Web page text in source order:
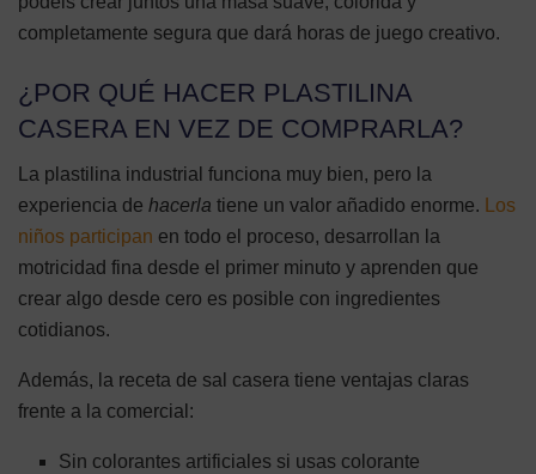
completamente segura que dará horas de juego creativo.
¿POR QUÉ HACER PLASTILINA
CASERA EN VEZ DE COMPRARLA?
La plastilina industrial funciona muy bien, pero la
experiencia de hacerla tiene un valor añadido enorme.
Los
niños participan en todo el proceso, desarrollan la
motricidad fina desde el primer minuto y aprenden que
crear algo desde cero es posible con ingredientes
cotidianos.
Además, la receta de sal casera tiene ventajas claras
frente a la comercial:
Sin colorantes artificiales si usas colorante